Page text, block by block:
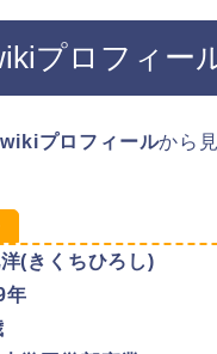
プロフィー
wikiプロフィールから
洋(きくちひろし)
年